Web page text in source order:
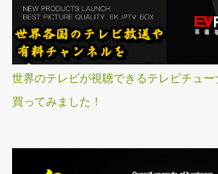
世界のテレビが視聴できるテレビチュ
買ってみました！